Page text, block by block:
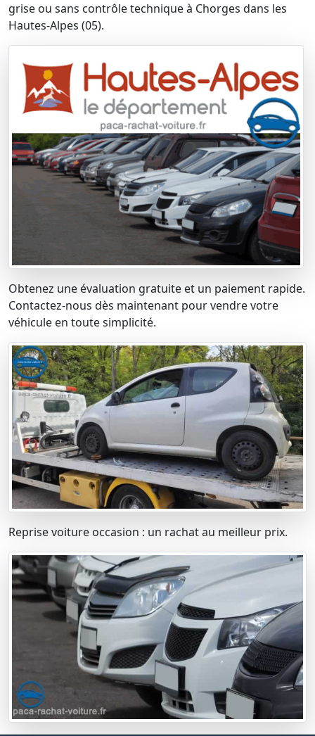
grise ou sans contrôle technique à Chorges dans les
Hautes-Alpes (05).
Obtenez une évaluation gratuite et un paiement rapide.
Contactez-nous dès maintenant pour vendre votre
véhicule en toute simplicité.
Reprise voiture occasion : un rachat au meilleur prix.